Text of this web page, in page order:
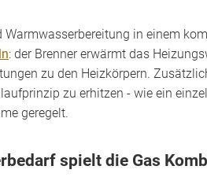
in einem
: der Brenner erwärmt das
zu den Heizkörpern.
zu erhitzen - wie ein
geregelt.
spielt die Gas